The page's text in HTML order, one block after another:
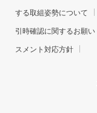
する取組姿勢について
引時確認に関するお願い
スメント対応方針